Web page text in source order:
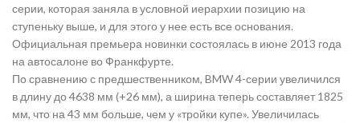
серии, которая заняла в условной иерархии позицию на
ступеньку выше, и для этого у нее есть все основания.
Официальная премьера новинки состоялась в июне 2013 года
на автосалоне во Франкфурте.
По сравнению с предшественником, BMW 4-серии увеличился
в длину до 4638 мм (+26 мм), а ширина теперь составляет 1825
мм, что на 43 мм больше, чем у «тройки купе». Увеличилась